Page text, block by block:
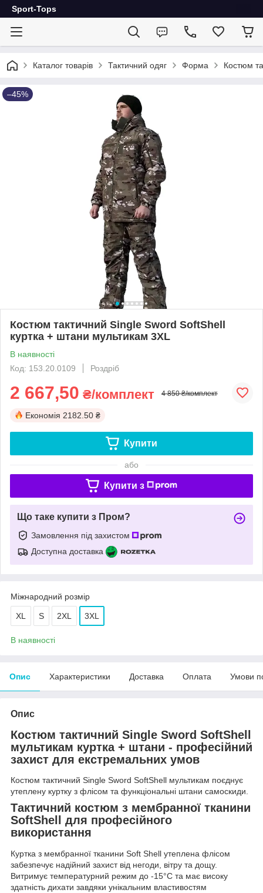
Sport-Tops
Каталог товарів Тактичний одяг Форма Костюм
–45%
Костюм тактичний Single Sword SoftShell
куртка + штани мультикам 3XL
В наявності
Код: 153.20.0109
Роздріб
2 667,50 ₴/комплект 4 850 ₴/комплект
Економія 2182.50 ₴
Купити
або
Купити з
Що таке купити з Пром?
Замовлення під захистом
Доступна доставка
Міжнародний розмір
XL S 2XL 3XL
В наявності
Опис Характеристики Доставка Оплата Умови
Опис
Костюм тактичний Single Sword SoftShell
мультикам куртка + штани - професійний
захист для екстремальних умов
Костюм тактичний Single Sword SoftShell мультикам поєднує
утеплену куртку з флісом та функціональні штани самоскиди.
Тактичний костюм з мембранної тканини
SoftShell для професійного
використання
Куртка з мембранної тканини Soft Shell утеплена флісом
забезпечує надійний захист від негоди, вітру та дощу.
Витримує температурний режим до -15°C та має високу
здатність дихати завдяки унікальним властивостям